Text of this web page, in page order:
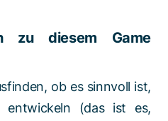
diesem Game
ob es sinnvoll ist,
entwickeln (das ist es,